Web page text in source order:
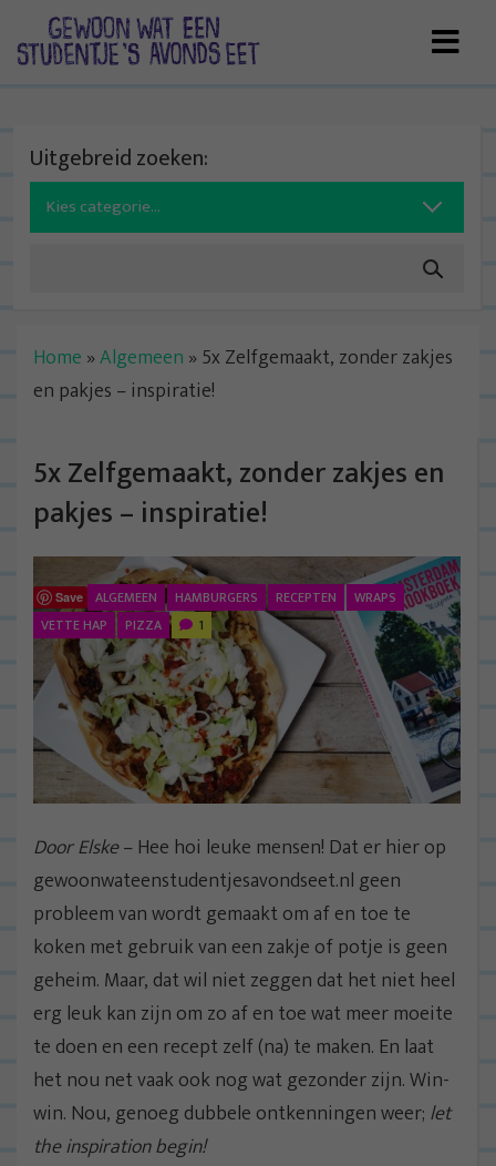
Uitgebreid zoeken:
Search
for:
Home »Algemeen » 5x Zelfgemaakt, zonder zakjes
en pakjes – inspiratie!
5x Zelfgemaakt, zonder zakjes en
pakjes – inspiratie!
Save ALGEMEEN HAMBURGERS RECEPTEN
WRAPS
VETTE HAP
PIZZA 1
Door Elske– Hee hoi leuke mensen! Dat er hier op
gewoonwateenstudentjesavondseet.nl geen
probleem van wordt gemaakt om af en toe te
koken met gebruik van een zakje of potje is geen
geheim. Maar, dat wil niet zeggen dat het niet heel
erg leuk kan zijn om zo af en toe wat meer moeite
te doen en een recept zelf (na) te maken. En laat
het nou net vaak ook nog wat gezonder zijn. Win-
win. Nou, genoeg dubbele ontkenningen weer; let
the inspiration begin!